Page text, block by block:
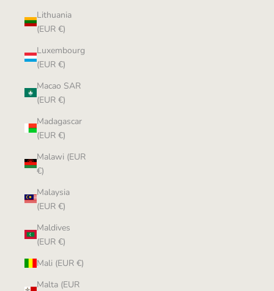
Lithuania
(EUR €)
Luxembourg
(EUR €)
Macao SAR
(EUR €)
Madagascar
(EUR €)
Malawi (EUR
€)
Malaysia
(EUR €)
Maldives
(EUR €)
Mali (EUR €)
Malta (EUR